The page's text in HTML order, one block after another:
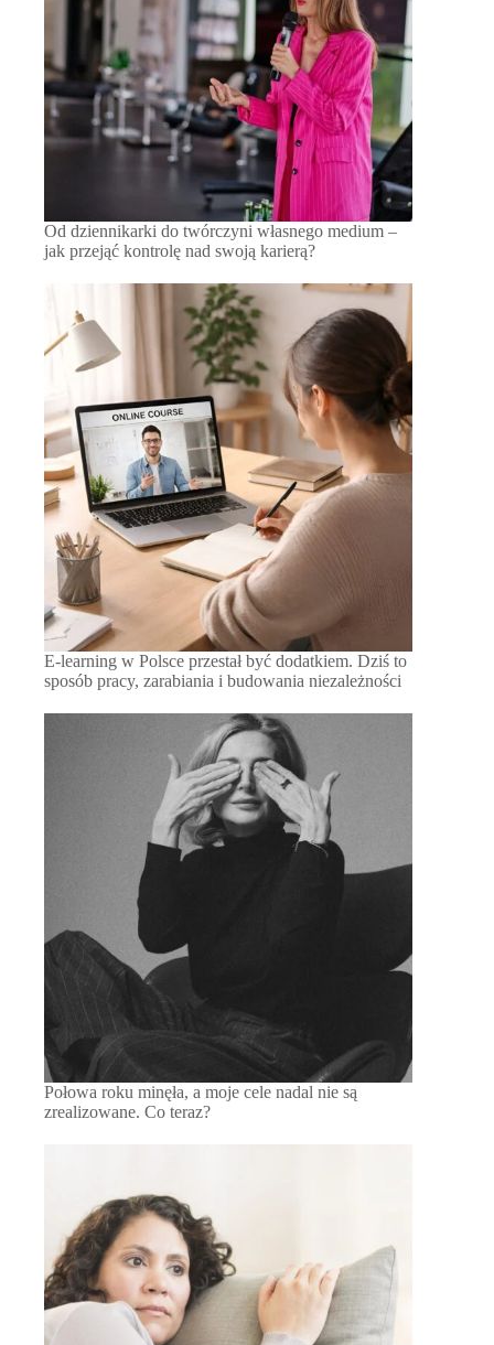
Od dziennikarki do twórczyni własnego medium –
jak przejąć kontrolę nad swoją karierą?
E-learning w Polsce przestał być dodatkiem. Dziś to
sposób pracy, zarabiania i budowania niezależności
Połowa roku minęła, a moje cele nadal nie są
zrealizowane. Co teraz?